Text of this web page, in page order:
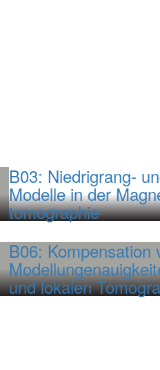
B03: Niedrigrang-
Modelle in der
tomographie
B06: Kompensation
und lokalen